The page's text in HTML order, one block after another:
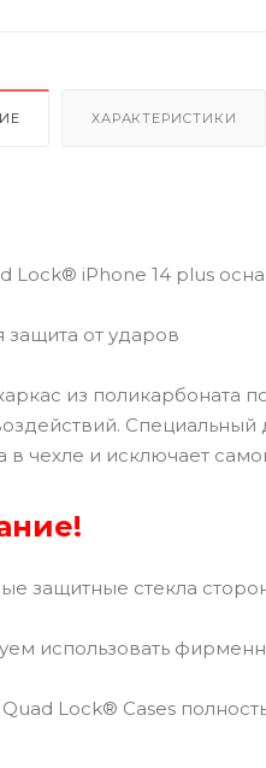
ХАРАКТЕРИСТИКИ
Lock® iPhone 14 plus
защита от ударов
из поликарбоната
Специальный
в чехле и исключает
защитные стекла
использовать
Lock® Cases